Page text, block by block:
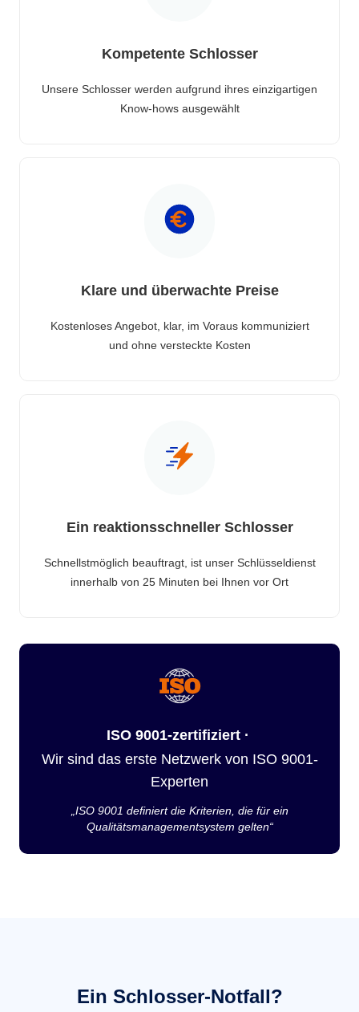
Kompetente Schlosser
Unsere Schlosser werden aufgrund ihres einzigartigen
Know-hows ausgewählt
Klare und überwachte Preise
Kostenloses Angebot, klar, im Voraus kommuniziert
und ohne versteckte Kosten
Ein reaktionsschneller Schlosser
Schnellstmöglich beauftragt, ist unser Schlüsseldienst
innerhalb von 25 Minuten bei Ihnen vor Ort
ISO 9001-zertifiziert ·
Wir sind das erste Netzwerk von ISO 9001-
Experten
„ISO 9001 definiert die Kriterien, die für ein
Qualitätsmanagementsystem gelten“
Ein Schlosser-Notfall?